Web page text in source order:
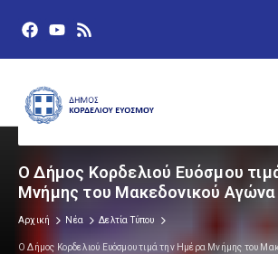
Ο Δήμος Κορδελιού Ευόσμου
Μνήμης του Μακεδονικού Αγώνα
Αρχική Νέα Δελτία Τύπου
Ο Δήμος Κορδελιού Ευόσμου τιμά την Ημέρα Μνήμης του